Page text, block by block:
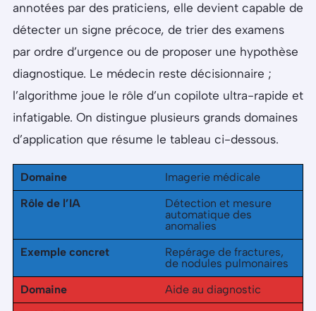
annotées par des praticiens, elle devient capable de
détecter un signe précoce, de trier des examens
par ordre d’urgence ou de proposer une hypothèse
diagnostique. Le médecin reste décisionnaire ;
l’algorithme joue le rôle d’un copilote ultra-rapide et
infatigable. On distingue plusieurs grands domaines
d’application que résume le tableau ci-dessous.
Domaine
Imagerie médicale
Rôle de l’IA
Détection et mesure
automatique des
anomalies
Exemple concret
Repérage de fractures,
de nodules pulmonaires
Domaine
Aide au diagnostic